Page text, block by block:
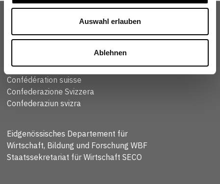
Auswahl erlauben
Ablehnen
Schweizerische Eidgenossenschaft
Confédération suisse
Confederazione Svizzera
Confederaziun svizra
Eidgenössisches Departement für
Wirtschaft, Bildung und Forschung WBF
Staatssekretariat für Wirtschaft SECO